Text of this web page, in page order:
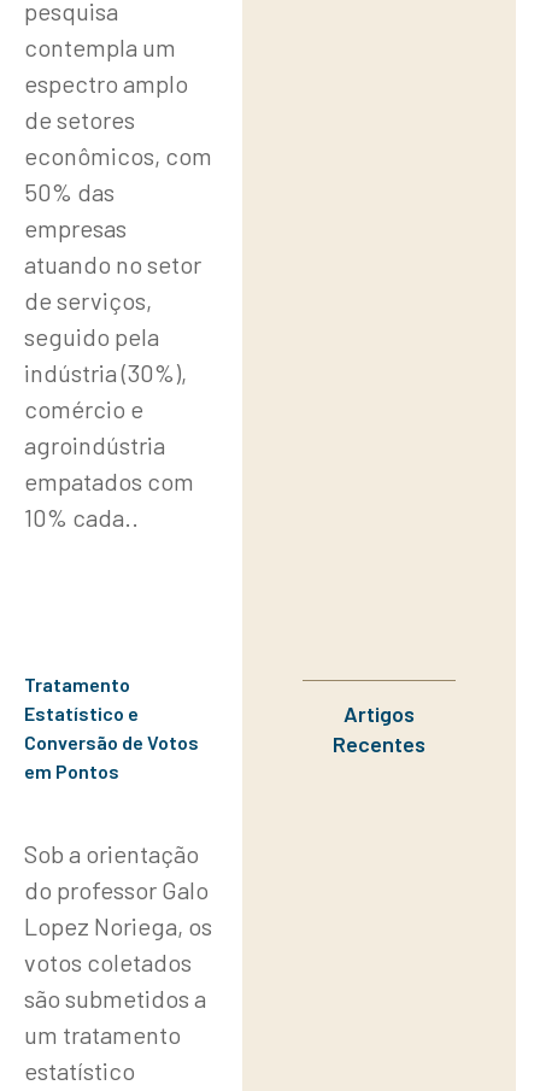
pesquisa
contempla um
espectro amplo
de setores
econômicos, com
50% das
empresas
atuando no setor
de serviços,
seguido pela
indústria (30%),
comércio e
agroindústria
empatados com
10% cada..
Tratamento
Estatístico e
Conversão de Votos
em Pontos
Sob a orientação
do professor Galo
Lopez Noriega, os
votos coletados
são submetidos a
um tratamento
estatístico
Artigos
Recentes